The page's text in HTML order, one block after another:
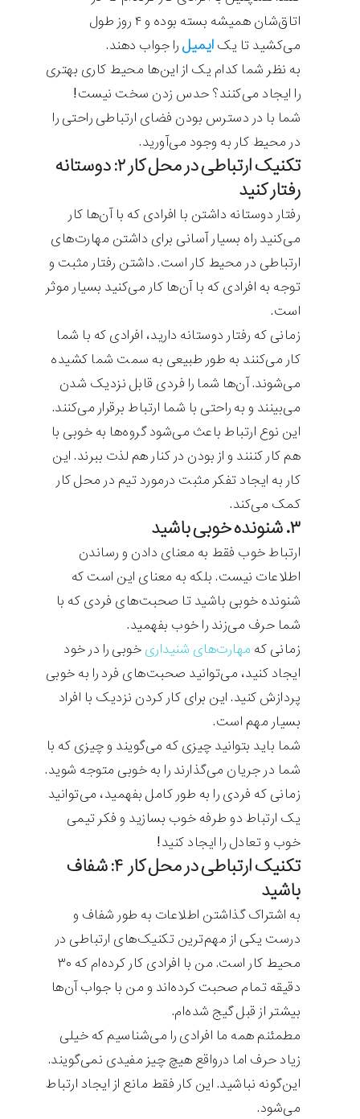
اتاق‌شان همیشه بسته بوده و ۴ روز طول
می‌کشید تا یک ایمیل را جواب دهند.
به نظر شما کدام یک از این‌ها محیط کاری بهتری
را ایجاد می‌کنند؟ حدس زدن سخت نیست!
شما با در دسترس بودن فضای ارتباطی راحتی را
در محیط کار به وجود می‌آورید.
تکنیک ارتباطی در محل کار ۲: دوستانه
رفتار کنید
رفتار دوستانه داشتن با افرادی که با آن‌ها کار
می‌کنید راه بسیار آسانی برای داشتن مهارت‌های
ارتباطی در محیط کار است. داشتن رفتار مثبت و
توجه به افرادی که با آن‌ها کار می‌کنید بسیار موثر
است.
زمانی که رفتار دوستانه دارید، افرادی که با شما
کار می‌کنند به طور طبیعی به سمت شما کشیده
می‌شوند. آن‌ها شما را فردی قابل نزدیک شدن
می‌بینند و به راحتی با شما ارتباط برقرار می‌کنند.
این نوع ارتباط باعث می‌شود گروه‌ها به خوبی با
هم کار کننند و از بودن در کنار هم لذت ببرند. این
کار به ایجاد تفکر مثبت درمورد تیم در محل کار
کمک می‌کند.
۳. شنونده خوبی باشید
ارتباط خوب فقط به معنای دادن و رساندن
اطلاعات نیست. بلکه به معنای این است که
شنونده خوبی باشید تا صحبت‌های فردی که با
شما حرف می‌زند را خوب بفهمید.
زمانی که مهارت‌های شنیداری خوبی را در خود
ایجاد کنید، می‌توانید صحبت‌های فرد را به خوبی
پردازش کنید. این برای کار کردن نزدیک با افراد
بسیار مهم است.
شما باید بتوانید چیزی که می‌گویند و چیزی که با
شما در جریان می‌گذارند را به خوبی متوجه شوید.
زمانی که فردی را به طور کامل بفهمید، می‌توانید
یک ارتباط دو طرفه خوب بسازید و فکر تیمی
خوب و تعادل را ایجاد کنید!
تکنیک ارتباطی در محل کار ۴: شفاف
باشید
به اشتراک گذاشتن اطلاعات به طور شفاف و
درست یکی از مهم‌ترین تکنیک‌های ارتباطی در
محیط کار است. من با افرادی کار کرده‌ام که ۳۰
دقیقه تمام صحبت کرده‌‌اند و من با جواب آن‌ها
بیشتر از قبل گیج شده‌ام.
مطمئنم همه ما افرادی را می‌شناسیم که خیلی
زیاد حرف اما درواقع هیچ چیز مفیدی نمی‌گویند.
این‌گونه نباشید. این کار فقط مانع از ایجاد ارتباط
می‌شود.